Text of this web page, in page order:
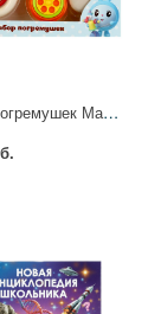
Набор погремушек Малышарики Умка ZY1098296-R